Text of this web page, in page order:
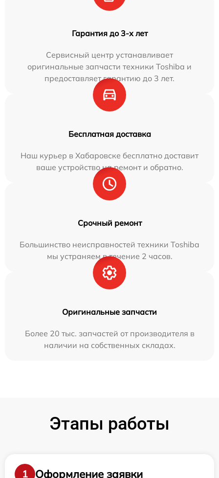
Гарантия до 3-х лет
Сервисный центр устанавливает
оригинальные запчасти техники Toshiba и
предоставляет гарантию до 3 лет.
Бесплатная доставка
Наш курьер в Хабаровске бесплатно доставит
ваше устройство на ремонт и обратно.
Срочный ремонт
Большинство неисправностей техники Toshiba
мы устраняем в течение 2 часов.
Оригинальные запчасти
Более 20 тыс. запчастей от производителя в
наличии на собственных складах.
Этапы работы
1
Оформление заявки